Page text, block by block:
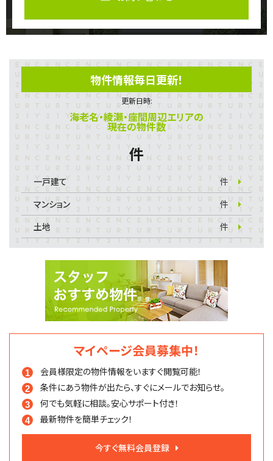
物件情報毎日更新！
更新日時:
海老名・綾瀬・座間周辺エリアの
現在の物件数
件
一戸建て
件
マンション
件
土地
件
マイページ会員募集中！
会員様限定の物件情報をいますぐ閲覧可能！
条件にあう物件が出たら、すぐにメールでお知らせ。
何でも気軽に相談。安心サポート付き！
最新物件を簡単チェック！
今すぐ無料会員登録